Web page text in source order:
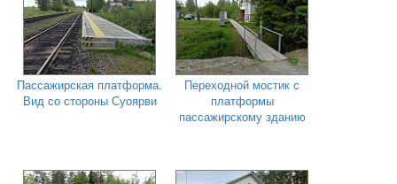
Пассажирская платформа.
Вид со стороны Суоярви
Переходной мостик с
платформы
пассажирскому зданию